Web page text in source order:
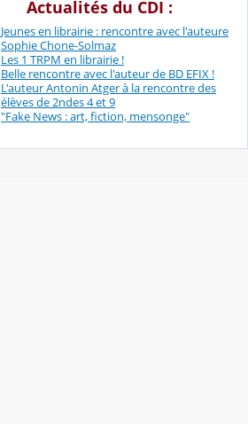
Actualités du CDI :
Jeunes en librairie : rencontre avec l'auteure
Sophie Chone-Solmaz
Les 1 TRPM en librairie !
Belle rencontre avec l'auteur de BD EFIX !
L'auteur Antonin Atger à la rencontre des
élèves de 2ndes 4 et 9
"Fake News : art, fiction, mensonge"